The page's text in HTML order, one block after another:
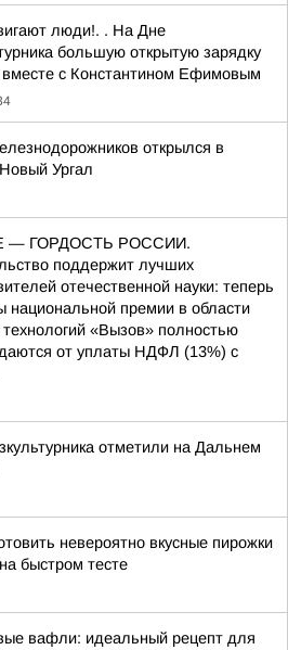
люди!. . На Дне
большую открытую зарядку
вместе с Константином Ефимовым
открылся в
Ургал
— ГОРДОСТЬ РОССИИ.
поддержит лучших
отечественной науки: теперь
национальной премии в области
«Вызов» полностью
от уплаты НДФЛ (13%) с
отметили на Дальнем
невероятно вкусные пирожки
быстром тесте
вафли: идеальный рецепт для